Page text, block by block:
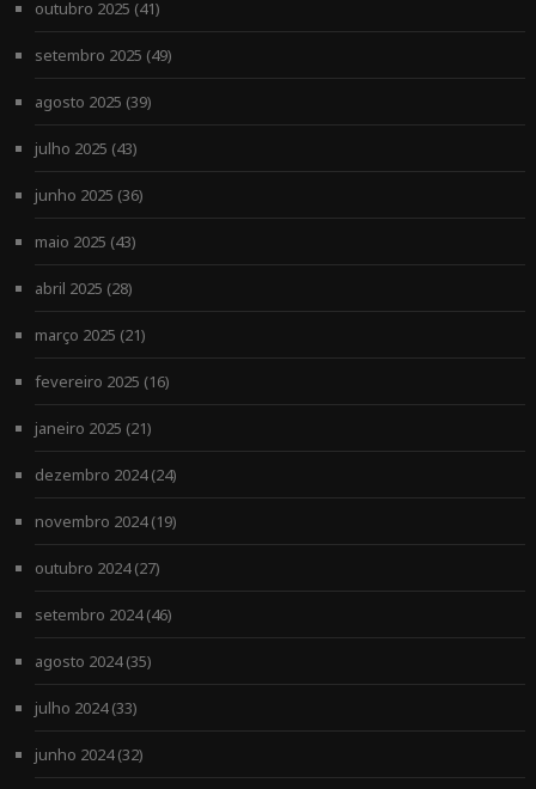
outubro 2025 (41)
setembro 2025 (49)
agosto 2025 (39)
julho 2025 (43)
junho 2025 (36)
maio 2025 (43)
abril 2025 (28)
março 2025 (21)
fevereiro 2025 (16)
janeiro 2025 (21)
dezembro 2024(24)
novembro 2024(19)
outubro 2024(27)
setembro 2024(46)
agosto 2024(35)
julho 2024(33)
junho 2024(32)